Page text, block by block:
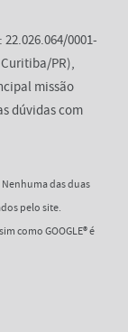
0001-
Curitiba/PR),
missão
dúvidas com
das duas
pelo site.
como GOOGLE® é